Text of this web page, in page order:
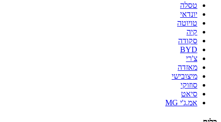
טסלה
יונדאי
טויוטה
קיה
סקודה
BYD
צ'רי
מאזדה
מיצובישי
סוזוקי
סיאט
אמ.ג'י MG